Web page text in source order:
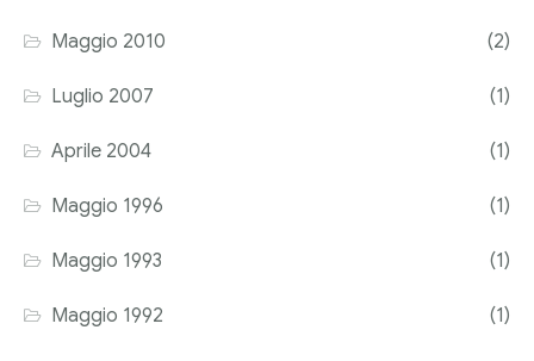
Maggio 2010 (2)
Luglio 2007 (1)
Aprile 2004 (1)
Maggio 1996 (1)
Maggio 1993 (1)
Maggio 1992 (1)